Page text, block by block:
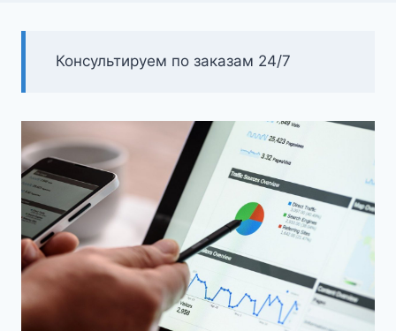
Консультируем по заказам 24/7